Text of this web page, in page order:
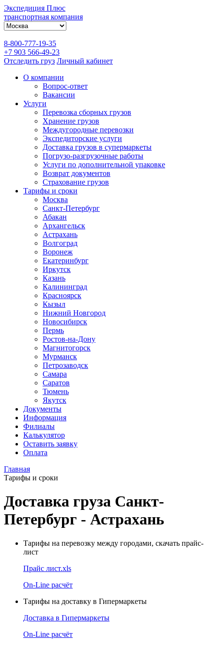
Экспедиция Плюс
транспортная компания
8-800-777-19-35
+7 903 566-49-23
Отследить груз Личный кабинет
О компании
Вопрос-ответ
Вакансии
Услуги
Перевозка сборных грузов
Хранение грузов
Междугородные перевозки
Экспедиторские услуги
Доставка грузов в супермаркеты
Погрузо-разгрузочные работы
Услуги по дополнительной упаковке
Возврат документов
Страхование грузов
Тарифы и сроки
Москва
Санкт-Петербург
Абакан
Архангельск
Астрахань
Волгоград
Воронеж
Екатеринбург
Иркутск
Казань
Калининград
Красноярск
Кызыл
Нижний Новгород
Новосибирск
Пермь
Ростов-на-Дону
Магнитогорск
Мурманск
Петрозаводск
Самара
Саратов
Тюмень
Якутск
Документы
Информация
Филиалы
Калькулятор
Оставить заявку
Оплата
Главная
Тарифы и сроки
Доставка груза Санкт-
Петербург - Астрахань
Тарифы на перевозку между городами, скачать прайс-
лист
Прайс лист.xls
On-Line расчёт
Тарифы на доставку в Гипермаркеты
Доставка в Гипермаркеты
On-Line расчёт